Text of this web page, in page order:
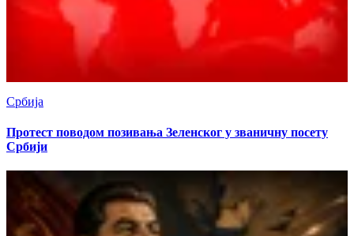
Србија
Протест поводом позивања Зеленског у званичну посету
Србији